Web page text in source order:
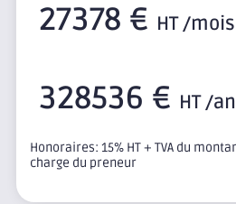
27378 € HT /mois
328536 € HT /an
Honoraires: 15% HT + TVA du
charge du preneur